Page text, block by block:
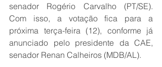
senador Rogério Carvalho (PT/SE).
Com isso, a votação fica para a
próxima terça-feira (12), conforme já
anunciado pelo presidente da CAE,
senador Renan Calheiros (MDB/AL).